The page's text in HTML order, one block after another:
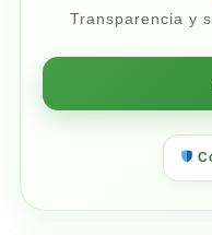
Transparencia y